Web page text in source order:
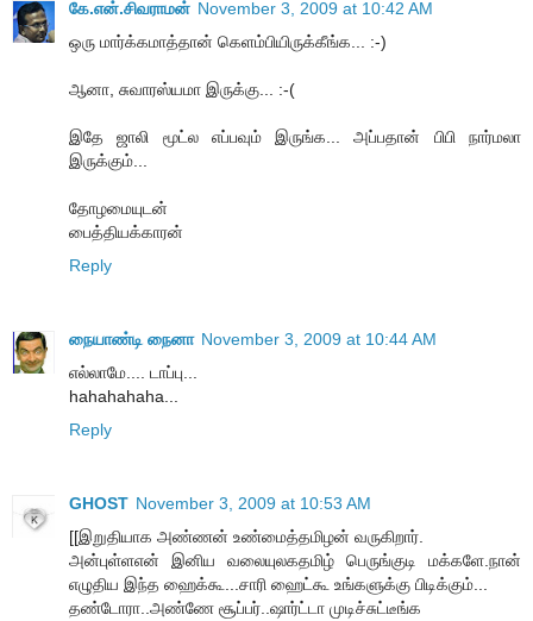
கே.என்.சிவராமன் November 3, 2009 at 10:42 AM
ஒரு மார்க்கமாத்தான் கெளம்பியிருக்கீங்க... :-)
ஆனா, சுவாரஸ்யமா இருக்கு... :-(
இதே ஜாலி மூட்ல எப்பவும் இருங்க... அப்பதான் பிபி நார்மலா
இருக்கும்...
தோழமையுடன்
பைத்தியக்காரன்
Reply
நையாண்டி நைனா November 3, 2009 at 10:44 AM
எல்லாமே.... டாப்பு...
hahahahaha...
Reply
GHOST November 3, 2009 at 10:53 AM
[[இறுதியாக அண்ணன் உண்மைத்தமிழன் வருகிறார்.
அன்புள்ளஎன் இனிய வலையுலகதமிழ் பெருங்குடி மக்களே.நான்
எழுதிய இந்த ஹைக்கூ...சாரி ஹைட்கூ உங்களுக்கு பிடிக்கும்...
தண்டோரா..அண்ணே சூப்பர்..ஷார்ட்டா முடிச்சுட்டீங்க